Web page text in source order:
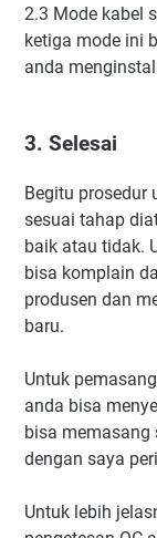
2.3 Mode kabel
ketiga mode ini
anda
3. Selesai
Begitu prosedur
sesuai tahap
baik atau tidak.
bisa komplain
produsen dan
baru.
Untuk
anda bisa
bisa memasang
dengan saya
Untuk lebih